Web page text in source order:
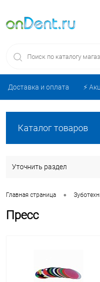
Доставка и оплата ⚡️
Каталог товаров
Уточнить раздел
Главная страница •
Пресс